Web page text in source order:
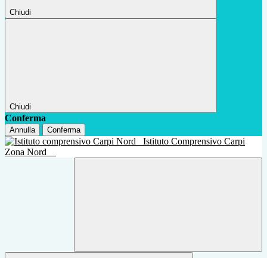
Chiudi
Chiudi
Conferma
Annulla Conferma
Istituto Comprensivo Carpi
Zona Nord